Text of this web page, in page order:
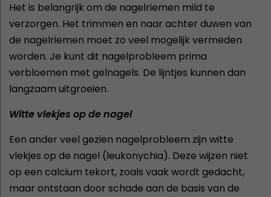
Het is belangrijk om de nagelriemen mild te
verzorgen. Het trimmen en naar achter duwen van
de nagelriemen moet zo veel mogelijk vermeden
worden. Je kunt dit nagelprobleem prima
verbloemen met gelnagels. De lijntjes kunnen dan
langzaam uitgroeien.
Witte vlekjes op de nagel
Een ander veel gezien nagelprobleem zijn witte
vlekjes op de nagel (leukonychia). Deze wijzen niet
op een calcium tekort, zoals vaak wordt gedacht,
maar ontstaan door schade aan de basis van de